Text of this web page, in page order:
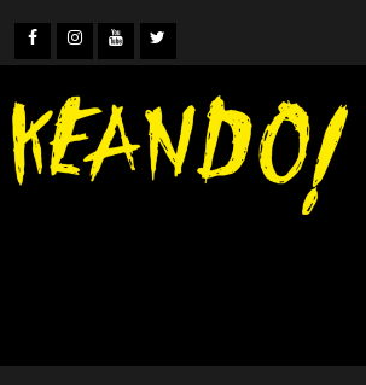
Facebook
Instagram
YouTubeTwitter